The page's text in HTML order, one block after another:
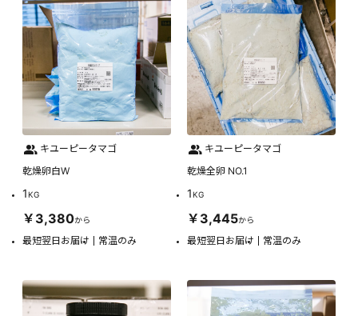
キユーピータマゴ
乾燥卵白W
1KG
￥3,380から
最短翌日お届け 常温のみ
キユーピータマゴ
乾燥全卵 NO.1
1KG
￥3,445から
最短翌日お届け 常温のみ